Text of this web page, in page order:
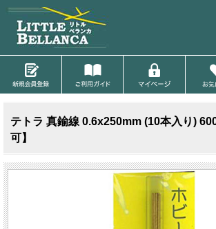
テトラ 真鍮線 0.6x250mm (10本入り)
可】